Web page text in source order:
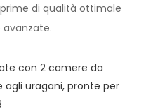
di qualità ottimale